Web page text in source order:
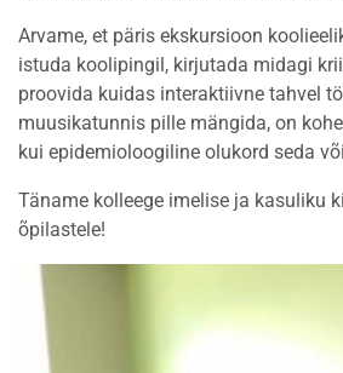
Arvame, et päris ekskursioon
istuda koolipingil, kirjutada midagi
proovida kuidas interaktiivne tahvel
muusikatunnis pille mängida, on
kui epidemioloogiline olukord seda
Täname kolleege imelise ja kasuliku
õpilastele!